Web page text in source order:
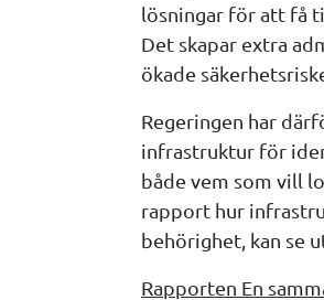
lösningar för att få
Det skapar extra
ökade
Regeringen har
infrastruktur för
både vem som vill
rapport hur
behörighet, kan se
Rapporten En